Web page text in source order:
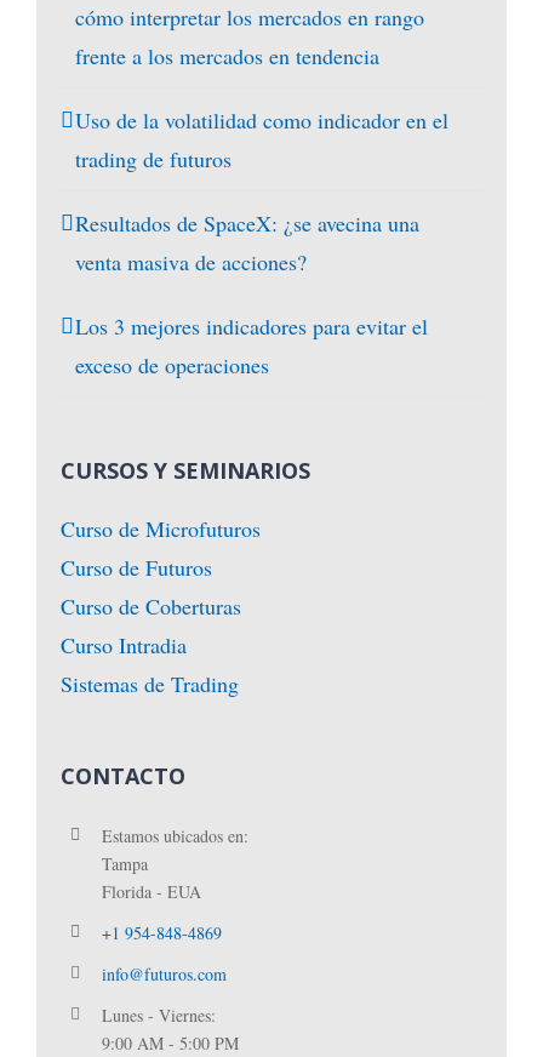
cómo interpretar los mercados en rango
frente a los mercados en tendencia
Uso de la volatilidad como indicador en el
trading de futuros
Resultados de SpaceX: ¿se avecina una
venta masiva de acciones?
Los 3 mejores indicadores para evitar el
exceso de operaciones
CURSOS Y SEMINARIOS
Curso de Microfuturos
Curso de Futuros
Curso de Coberturas
Curso Intradia
Sistemas de Trading
CONTACTO
Estamos ubicados en:
Tampa
Florida - EUA
+1 954-848-4869
info@futuros.com
Lunes - Viernes:
9:00 AM - 5:00 PM